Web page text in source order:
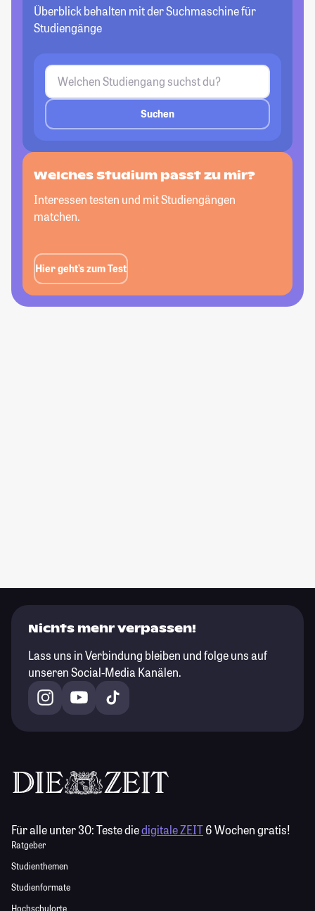
Überblick behalten mit der Suchmaschine für
Studiengänge
Suchen
Welches Studium passt zu mir?
Interessen testen und mit Studiengängen
matchen.
Hier geht’s zum Test
Nichts mehr verpassen!
Lass uns in Verbindung bleiben und folge uns auf
unseren Social-Media Kanälen.
Für alle unter 30:Teste diedigitale ZEIT6 Wochen gratis!
Ratgeber
Studienthemen
Studienformate
Hochschulorte